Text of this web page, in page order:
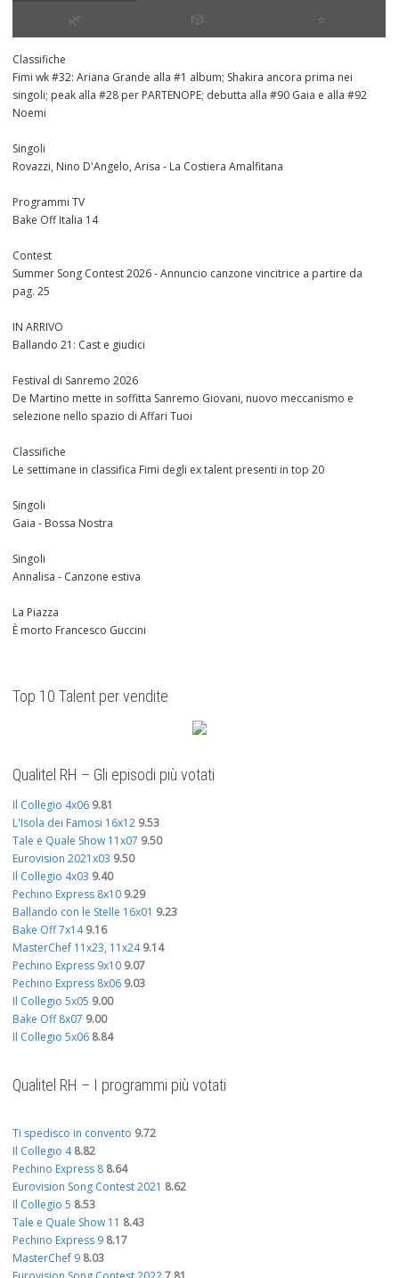
🌿 🎲 ⭐️
Classifiche
Fimi wk #32: Ariana Grande alla #1 album; Shakira ancora prima nei
singoli; peak alla #28 per PARTENOPE; debutta alla #90 Gaia e alla #92
Noemi
Singoli
Rovazzi, Nino D'Angelo, Arisa - La Costiera Amalfitana
Programmi TV
Bake Off Italia 14
Contest
Summer Song Contest 2026 - Annuncio canzone vincitrice a partire da
pag. 25
IN ARRIVO
Ballando 21: Cast e giudici
Festival di Sanremo 2026
De Martino mette in soffitta Sanremo Giovani, nuovo meccanismo e
selezione nello spazio di Affari Tuoi
Classifiche
Le settimane in classifica Fimi degli ex talent presenti in top 20
Singoli
Gaia - Bossa Nostra
Singoli
Annalisa - Canzone estiva
La Piazza
È morto Francesco Guccini
Top 10 Talent per vendite
Qualitel RH – Gli episodi più votati
Il Collegio 4x06 9.81
L'Isola dei Famosi 16x12 9.53
Tale e Quale Show 11x07 9.50
Eurovision 2021x03 9.50
Il Collegio 4x03 9.40
Pechino Express 8x10 9.29
Ballando con le Stelle 16x01 9.23
Bake Off 7x14 9.16
MasterChef 11x23, 11x24 9.14
Pechino Express 9x10 9.07
Pechino Express 8x06 9.03
Il Collegio 5x05 9.00
Bake Off 8x07 9.00
Il Collegio 5x06 8.84
Qualitel RH – I programmi più votati
Ti spedisco in convento 9.72
Il Collegio 4 8.82
Pechino Express 8 8.64
Eurovision Song Contest 2021 8.62
Il Collegio 5 8.53
Tale e Quale Show 11 8.43
Pechino Express 9 8.17
MasterChef 9 8.03